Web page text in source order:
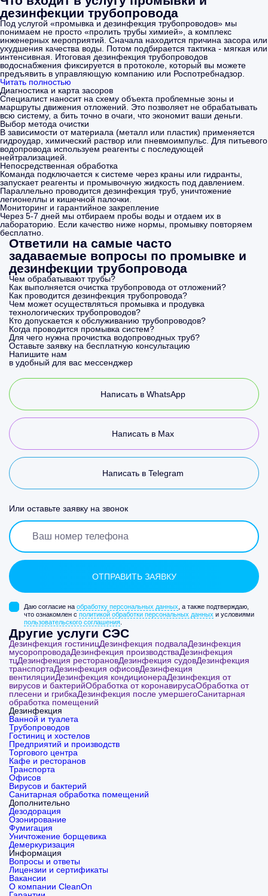
дезинфекции трубопровода
Под услугой «промывка и дезинфекция трубопроводов» мы
понимаем не просто «пролить трубы химией», а комплекс
инженерных мероприятий. Сначала находится причина засора или
ухудшения качества воды. Потом подбирается тактика - мягкая или
интенсивная. Итоговая дезинфекция трубопроводов
водоснабжения фиксируется в протоколе, который вы можете
предъявить в управляющую компанию или Роспотребнадзор.
Читать полностью
Диагностика и карта засоров
Специалист наносит на схему объекта проблемные зоны и
маршруты движения отложений. Это позволяет не обрабатывать
всю систему, а бить точно в очаги, что экономит ваши деньги.
Выбор метода очистки
В зависимости от материала (металл или пластик) применяется
гидроудар, химический раствор или пневмоимпульс. Для питьевого
водопровода используем реагенты с последующей
нейтрализацией.
Непосредственная обработка
Команда подключается к системе через краны или гидранты,
запускает реагенты и промывочную жидкость под давлением.
Параллельно проводится дезинфекция труб, уничтожение
легионеллы и кишечной палочки.
Мониторинг и гарантийное закрепление
Через 5-7 дней мы отбираем пробы воды и отдаем их в
лабораторию. Если качество ниже нормы, промывку повторяем
бесплатно.
Ответили на самые часто
задаваемые вопросы по промывке и
дезинфекции трубопровода
Чем обрабатывают трубы?
Как выполняется очистка трубопровода от отложений?
Как проводится дезинфекция трубопровода?
Чем может осуществляться промывка и продувка
технологических трубопроводов?
Кто допускается к обслуживанию трубопроводов?
Когда проводится промывка систем?
Для чего нужна прочистка водопроводных труб?
Оставьте заявку на бесплатную консультацию
Напишите нам
в удобный для вас мессенджер
Написать в WhatsApp
Написать в Max
Написать в Telegram
Или оставьте заявку на звонок
Даю согласие на обработку персональных данных , а также подтверждаю,
что ознакомлен с политикой обработки персональных данных и условиями
пользовательского соглашения
Другие услуги СЭС
Дезинфекция гостиницДезинфекция подвалаДезинфекция
мусоропроводаДезинфекция производстваДезинфекция
тцДезинфекция ресторановДезинфекция судовДезинфекция
транспортаДезинфекция офисовДезинфекция
вентиляцииДезинфекция кондиционераДезинфекция от
вирусов и бактерийОбработка от коронавирусаОбработка от
плесени и грибкаДезинфекция после умершегоСанитарная
обработка помещений
Дезинфекция
Ванной и туалета
Трубопроводов
Гостиниц и хостелов
Предприятий и производств
Торгового центра
Кафе и ресторанов
Транспорта
Офисов
Вирусов и бактерий
Санитарная обработка помещений
Дополнительно
Дезодорация
Озонирование
Фумигация
Уничтожение борщевика
Демеркуризация
Информация
Вопросы и ответы
Лицензии и сертификаты
Вакансии
О компании CleanOn